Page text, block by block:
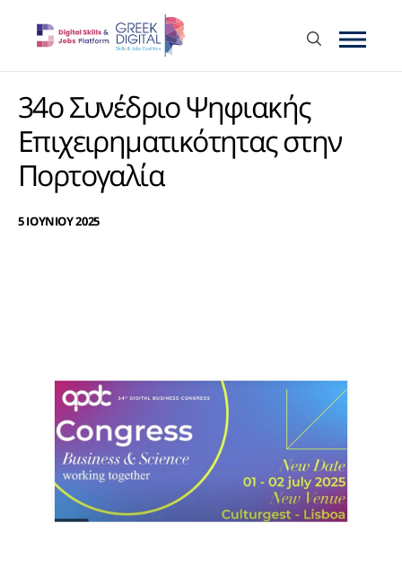
34ο Συνέδριο Ψηφιακής
Επιχειρηματικότητας στην
Πορτογαλία
5 ΙΟΥΝΙΟΥ 2025